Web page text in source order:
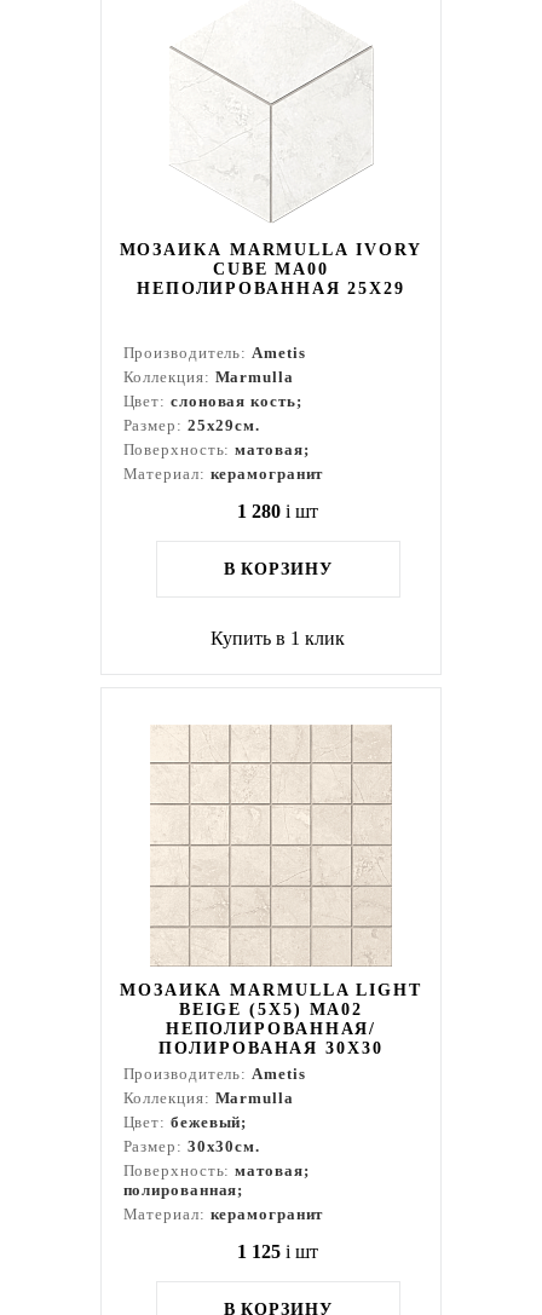
МОЗАИКА MARMULLA IVORY
CUBE MA00
НЕПОЛИРОВАННАЯ 25X29
Производитель:Ametis
Коллекция: Marmulla
Цвет: слоновая кость;
Размер: 25x29см.
Поверхность:матовая;
Материал: керамогранит
1 280 i шт
В КОРЗИНУ
Купить в 1 клик
МОЗАИКА MARMULLA LIGHT
BEIGE (5Х5) MA02
НЕПОЛИРОВАННАЯ/
ПОЛИРОВАНАЯ 30X30
Производитель:Ametis
Коллекция: Marmulla
Цвет: бежевый;
Размер: 30x30см.
Поверхность:матовая;
полированная;
Материал: керамогранит
1 125 i шт
В КОРЗИНУ